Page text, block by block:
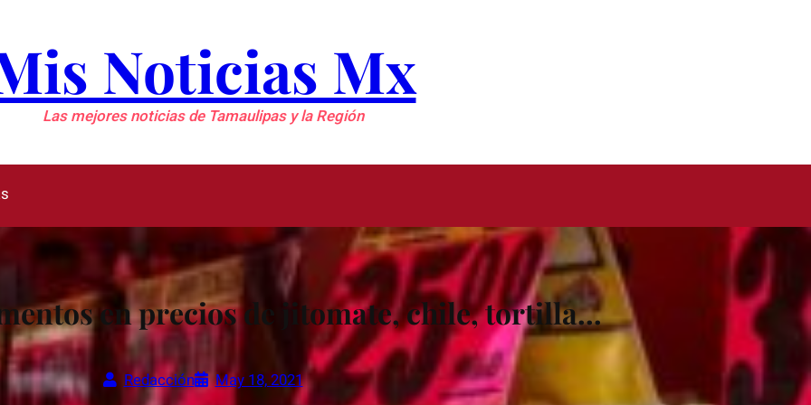
Noticias Mx
Las mejores noticias de Tamaulipas y la Región
en precios de jitomate, chile, tortilla…
Redacción May 18, 2021